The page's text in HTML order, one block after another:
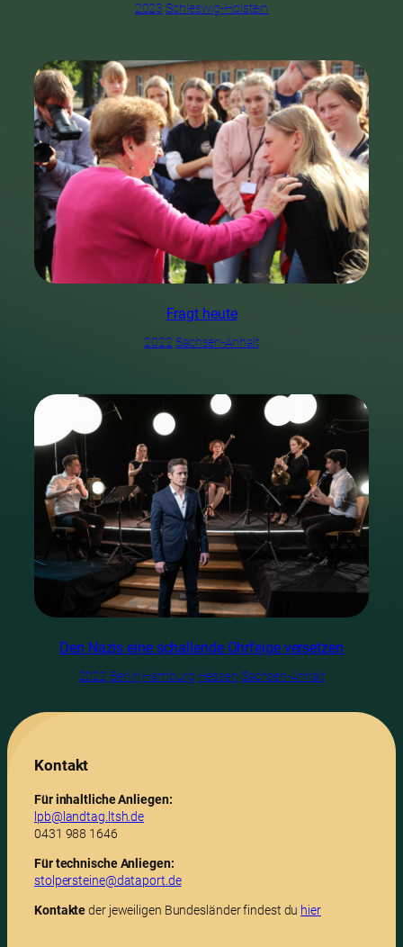
2023 Schleswig-Holstein
Fragt heute
2022 Sachsen-Anhalt
Den Nazis eine schallende Ohrfeige versetzen
2022 Berlin Hamburg Hessen Sachsen-Anhalt
Kontakt
Für inhaltliche Anliegen:
lpb@landtag.ltsh.de
0431 988 1646
Für technische Anliegen:
stolpersteine@dataport.de
Kontakteder jeweiligen Bundesländer findest du hier